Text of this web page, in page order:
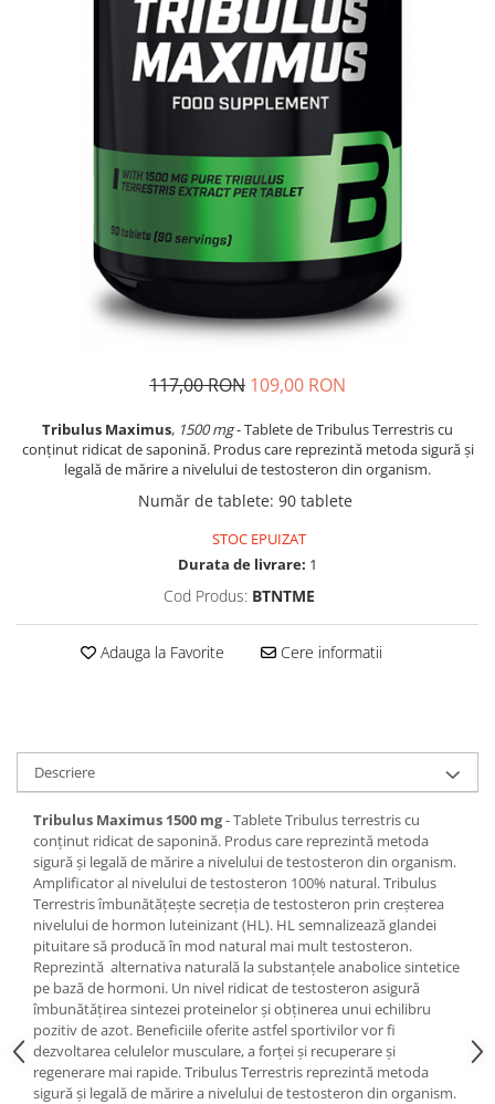
Înlocuitori de mese
Extracte din plante medicinale
Probiotice și enzime digestive
Sport de anduranţă, outdoor
Produse pentru relaxare
117,00 RON 109,00 RON
Tribulus Maximus, 1500 mg- Tablete de Tribulus Terrestris cu
conținut ridicat de saponină. Produs care reprezintă metoda sigură şi
legală de mărire a nivelului de testosteron din organism.
Număr de tablete: 90 tablete
STOC EPUIZAT
Durata de livrare: 1
Cod Produs: BTNTME
Adauga la Favorite Cere informatii
Descriere
Tribulus Maximus 1500 mg- Tablete Tribulus terrestris cu
conținut ridicat de saponină. Produs care reprezintă metoda
sigură şi legală de mărire a nivelului de testosteron din organism.
Amplificator al nivelului de testosteron 100% natural. Tribulus
Terrestris îmbunătăţeşte secreţia de testosteron prin creşterea
nivelului de hormon luteinizant (HL). HL semnalizează glandei
pituitare să producă în mod natural mai mult testosteron.
Reprezintă alternativa naturală la substanţele anabolice sintetice
pe bază de hormoni. Un nivel ridicat de testosteron asigură
îmbunătăţirea sintezei proteinelor şi obţinerea unui echilibru
pozitiv de azot. Beneficiile oferite astfel sportivilor vor fi
dezvoltarea celulelor musculare, a forţei şi recuperare şi
regenerare mai rapide. Tribulus Terrestris reprezintă metoda
sigură şi legală de mărire a nivelului de testosteron din organism.